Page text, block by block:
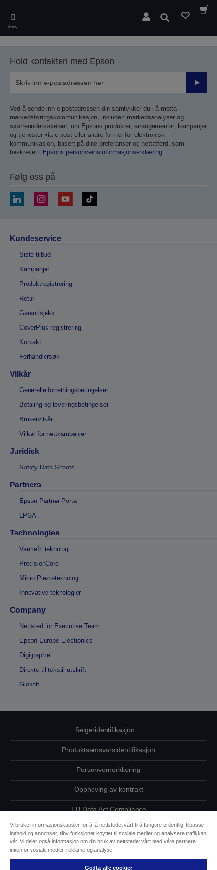
main
content
Meny
Søk
Hold kontakten med Epson
Send
Ved å sende inn e-postadressen din samtykker du i å motta
markedsføringskommunikasjon, inkludert markedsanalyser og
spørreundersøkelser, om Epsons produkter, arrangementer, kampanjer
og tjenester via e-post eller andre former for elektronisk
kommunikasjon, basert på dine preferanser og nettatferd, som
beskrevet i Epsons personvernsinformasjonserklæring.
Følg oss på
Kundeservice
Siste tilbud
Kampanjer
Produktregistrering
Retur
Garantisjekk
CoverPlus-registrering
Kontakt
Forhandlersøk
Vilkår
Generelle forretningsbetingelser
Betaling og leveringsbetingelser
Brukervilkår
Vilkår for nettkampanjer
Juridisk
Safety Data Sheets
Partners
Epson Partner Portal
LPGA
Technologies
Varmefri teknologi
PrecisionCore
Micro Piezo-teknologi
Innovative teknologier
Company
Nettsted for Executive Team
Epson Europe Electronics
Digigraphie
Direkte-til-tekstil-utskrift
Globalt
Selgeridentifikasjon
Produktsamsvarsidentifikasjon
Personvernerklæring
Oppheving av kontrakt
EU Data Act Compliance
Ta kontakt med oss vedrørende personopplysningene dine
Informasjon om informasjonskapsler
Vi bruker informasjonskapsler for å få nettstedet vårt til å fungere ordentlig, tilpasse
innhold og annonser, tilby funksjoner knyttet til sosiale medier og analysere trafikken
vår. Vi deler også informasjon om din bruk av nettstedet vårt med våre partnere
innenfor sosiale medier, reklame og analyse.
Godta alle cookier